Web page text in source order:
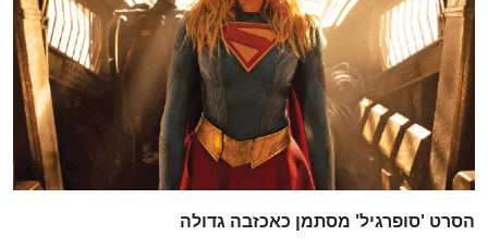
הסרט 'סופרגיל' מסתמן כאכזבה גדולה